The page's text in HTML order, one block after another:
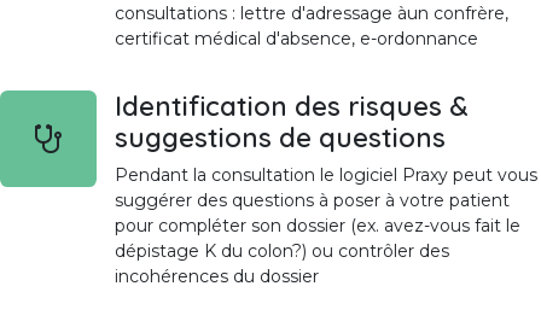
consultations : lettre d'adressage àun confrère,
certificat médical d'absence, e-ordonnance
Identification des risques &
suggestions de questions
Pendant la consultation le logiciel Praxy peut vous
suggérer des questions à poser à votre patient
pour compléter son dossier (ex. avez-vous fait le
dépistage K du colon?) ou contrôler des
incohérences du dossier